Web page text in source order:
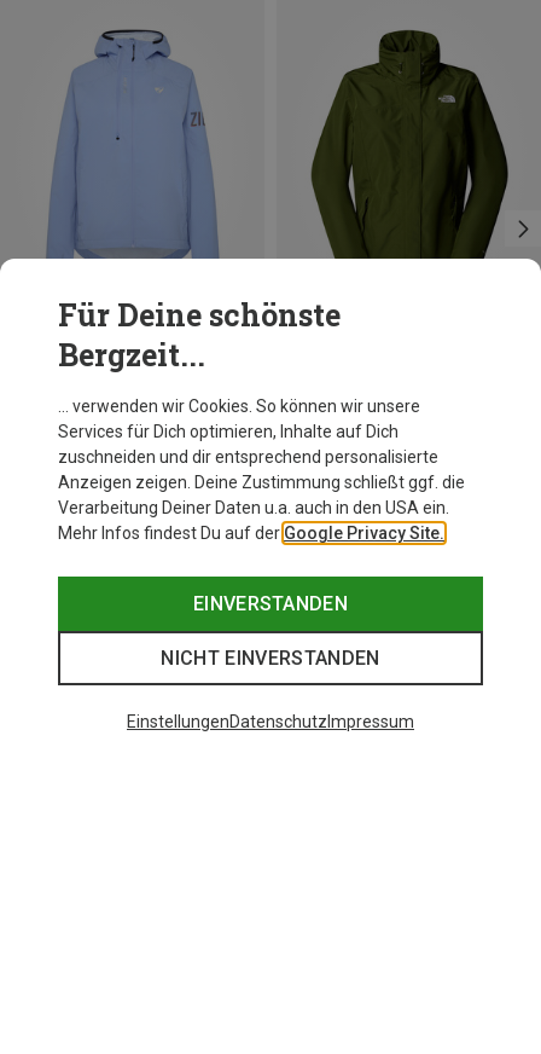
Du sparst 32%
Für Deine schönste
Bergzeit...
… verwenden wir Cookies. So können wir unsere
Services für Dich optimieren, Inhalte auf Dich
zuschneiden und dir entsprechend personalisierte
Anzeigen zeigen. Deine Zustimmung schließt ggf. die
Verarbeitung Deiner Daten u.a. auch in den USA ein.
Mehr Infos findest Du auf der Google Privacy Site.
EINVERSTANDEN
NICHT EINVERSTANDEN
EinstellungenDatenschutz Impressum